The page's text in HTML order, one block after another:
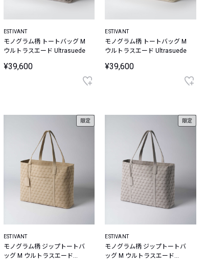
ESTIVANT
モノグラム柄 トートバッグ M
ウルトラスエード Ultrasuede
¥39,600
ESTIVANT
モノグラム柄 トートバッグ M
ウルトラスエード Ultrasuede
¥39,600
限定
ESTIVANT
モノグラム柄 ジップトートバ
ッグ M ウルトラスエード
限定
ESTIVANT
モノグラム柄 ジップトートバ
ッグ M ウルトラスエード